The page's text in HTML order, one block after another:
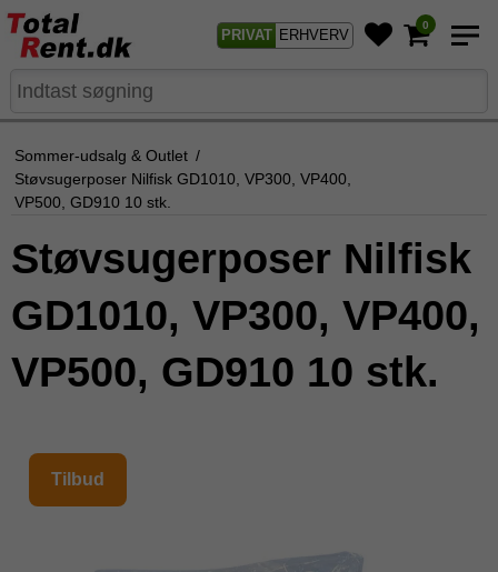
PRIVAT ERHVERV
0
Sommer-udsalg & Outlet /
Støvsugerposer Nilfisk GD1010, VP300, VP400,
VP500, GD910 10 stk.
Støvsugerposer Nilfisk
GD1010, VP300, VP400,
VP500, GD910 10 stk.
Tilbud